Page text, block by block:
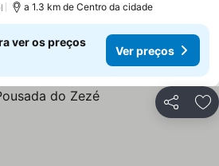
a 1.3 km de Centro da cidade
ver os preços
Ver preços
Partilhar